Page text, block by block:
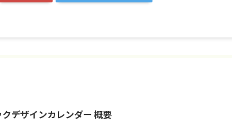
デザインカレンダー 概要